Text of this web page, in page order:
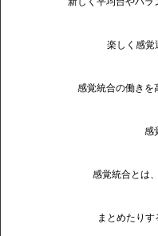
楽しく感覚
感覚統合の働きを
感
感覚統合とは
まとめたりす